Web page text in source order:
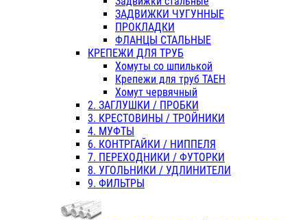
ЗАДВИЖКИ ЧУГУННЫЕ
ПРОКЛАДКИ
ФЛАНЦЫ СТАЛЬНЫЕ
КРЕПЕЖИ ДЛЯ ТРУБ
Хомуты со шпилькой
Крепежи для труб ТАЕН
Хомут червячный
2. ЗАГЛУШКИ / ПРОБКИ
3. КРЕСТОВИНЫ / ТРОЙНИКИ
4. МУФТЫ
6. КОНТРГАЙКИ / НИППЕЛЯ
7. ПЕРЕХОДНИКИ / ФУТОРКИ
8. УГОЛЬНИКИ / УДЛИНИТЕЛИ
9. ФИЛЬТРЫ